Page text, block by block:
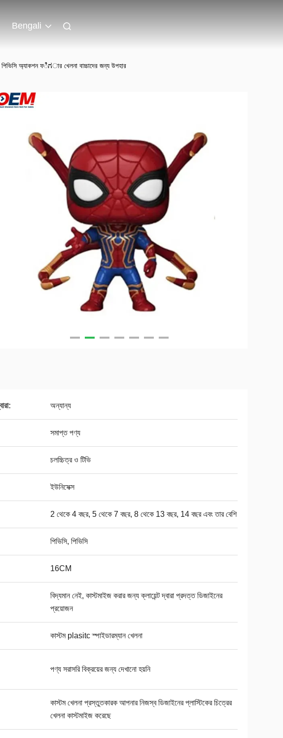
Bengali
পিভিসি অ্যাকশন ফಿಗার খেলনা বাচ্চাদের জন্য উপহার
অন্যান্য
সমাপ্ত পণ্য
চলচ্চিত্র ও টিভি
ইউনিসেক্স
2 থেকে 4 বছর, 5 থেকে 7 বছর, 8 থেকে 13 বছর, 14 বছর এবং তার বেশি
পিভিসি, পিভিসি
16CM
বিদ্যমান নেই, কাস্টমাইজ করার জন্য ক্লায়েন্ট দ্বারা প্রদত্ত ডিজাইনের
প্রয়োজন
কাস্টম plasitc স্পাইডারম্যান খেলনা
পণ্য সরাসরি বিক্রয়ের জন্য দেখানো হয়নি
কাস্টম খেলনা প্রস্তুতকারক আপনার নিজস্ব ডিজাইনের প্লাস্টিকের চিত্রের
খেলনা কাস্টমাইজ করেছে